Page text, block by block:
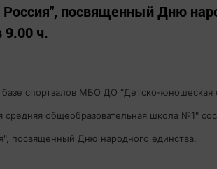
Россия", посвященный Дню
9.00 ч.
базе спортзалов МБО ДО "Детско-
общеобразовательная школа №1"
посвященный Дню народного единства.